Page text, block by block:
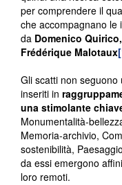
per comprendere il
che accompagnano le
da Domenico
Frédérique Malotaux
Gli scatti non
inseriti in
una stimolante
Monumentalità-
Memoria-archivio,
sostenibilità,
da essi emergono
loro remoti.